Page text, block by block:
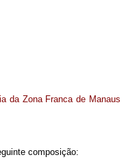
da Zona Franca de Manaus
composição: